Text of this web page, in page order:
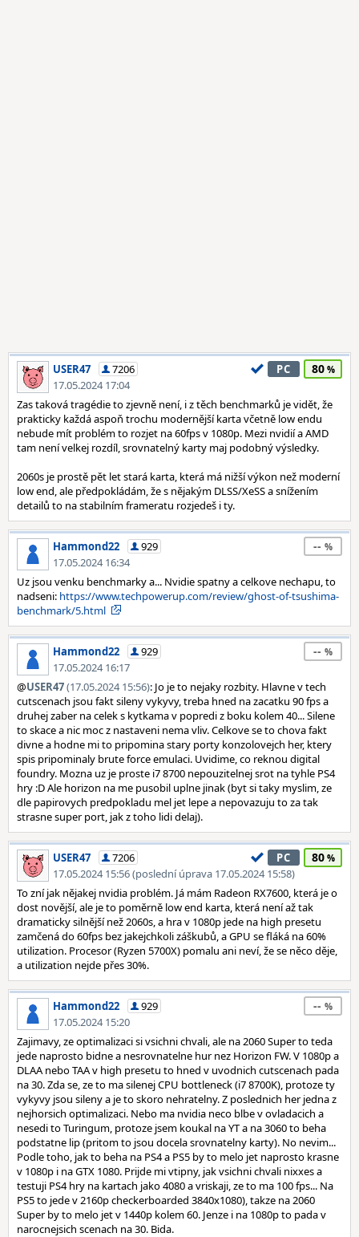
USER47
7206
17.05.2024 17:04
PC 80
Zas taková tragédie to zjevně není, i z těch benchmarků je vidět, že
prakticky každá aspoň trochu modernější karta včetně low endu
nebude mít problém to rozjet na 60fps v 1080p. Mezi nvidií a AMD
tam není velkej rozdíl, srovnatelný karty maj podobný výsledky.
2060s je prostě pět let stará karta, která má nižší výkon než moderní
low end, ale předpokládám, že s nějakým DLSS/XeSS a snížením
detailů to na stabilním frameratu rozjedeš i ty.
Hammond22
929
17.05.2024 16:34
--
Uz jsou venku benchmarky a... Nvidie spatny a celkove nechapu, to
nadseni: https://www.techpowerup.com/review/ghost-of-tsushima-
benchmark/5.html
Hammond22
929
17.05.2024 16:17
--
@USER47(17.05.2024 15:56): Jo je to nejaky rozbity. Hlavne v tech
cutscenach jsou fakt sileny vykyvy, treba hned na zacatku 90 fps a
druhej zaber na celek s kytkama v popredi z boku kolem 40... Silene
to skace a nic moc z nastaveni nema vliv. Celkove se to chova fakt
divne a hodne mi to pripomina stary porty konzolovejch her, ktery
spis pripominaly brute force emulaci. Uvidime, co reknou digital
foundry. Mozna uz je proste i7 8700 nepouzitelnej srot na tyhle PS4
hry :D Ale horizon na me pusobil uplne jinak (byt si taky myslim, ze
dle papirovych predpokladu mel jet lepe a nepovazuju to za tak
strasne super port, jak z toho lidi delaj).
USER47
7206
17.05.2024 15:56 (poslední úprava 17.05.2024 15:58)
PC 80
To zní jak nějakej nvidia problém. Já mám Radeon RX7600, která je o
dost novější, ale je to poměrně low end karta, která není až tak
dramaticky silnější než 2060s, a hra v 1080p jede na high presetu
zamčená do 60fps bez jakejchkoli záškubů, a GPU se fláká na 60%
utilization. Procesor (Ryzen 5700X) pomalu ani neví, že se něco děje,
a utilization nejde přes 30%.
Hammond22
929
17.05.2024 15:20
--
Zajimavy, ze optimalizaci si vsichni chvali, ale na 2060 Super to teda
jede naprosto bidne a nesrovnatelne hur nez Horizon FW. V 1080p a
DLAA nebo TAA v high presetu to hned v uvodnich cutscenach pada
na 30. Zda se, ze to ma silenej CPU bottleneck (i7 8700K), protoze ty
vykyvy jsou sileny a je to skoro nehratelny. Z poslednich her jedna z
nejhorsich optimalizaci. Nebo ma nvidia neco blbe v ovladacich a
nesedi to Turingum, protoze jsem koukal na YT a na 3060 to beha
podstatne lip (pritom to jsou docela srovnatelny karty). No nevim...
Podle toho, jak to beha na PS4 a PS5 by to melo jet naprosto krasne
v 1080p i na GTX 1080. Prijde mi vtipny, jak vsichni chvali nixxes a
testuji PS4 hry na kartach jako 4080 a vriskaji, ze to ma 100 fps... Na
PS5 to jede v 2160p checkerboarded 3840x1080), takze na 2060
Super by to melo jet v 1440p kolem 60. Jenze i na 1080p to pada v
narocnejsich scenach na 30. Bida.